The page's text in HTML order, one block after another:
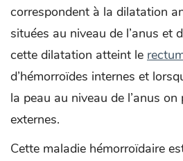
correspondent à la dilatation
situées au niveau de l’anus et
cette dilatation atteint le
d’hémorroïdes internes et
la peau au niveau de l’anus on
externes.
Cette maladie hémorroïdaire